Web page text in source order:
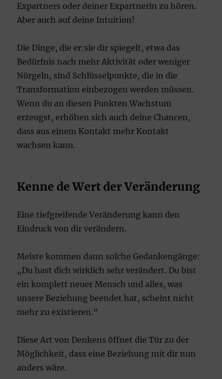
Expartners oder deiner Expartnerin zu hören.
Aber auch auf deine Intuition!
Die Dinge, die er:sie dir spiegelt, etwa das
Bedürfnis nach mehr Aktivität oder weniger
Nörgeln, sind Schlüsselpunkte, die in die
Transformation einbezogen werden müssen.
Wenn du an diesen Punkten Wachstum
erzeugst, erhöhen sich auch deine Chancen,
dass aus einem Kontakt mehr Kontakt
wachsen kann.
Kenne de Wert der Veränderung
Eine tiefgreifende Veränderung kann den
Eindruck von dir verändern.
Meiste kommen dann solche Gedankengänge:
„Du hast dich wirklich sehr verändert. Du bist
ein komplett neuer Mensch und alles, was
unsere Beziehung beendet hat, scheint nicht
mehr zu existieren.“
Diese Art von Denkens öffnet die Tür zu der
Möglichkeit, dass eine Beziehung mit dir nun
anders wäre.